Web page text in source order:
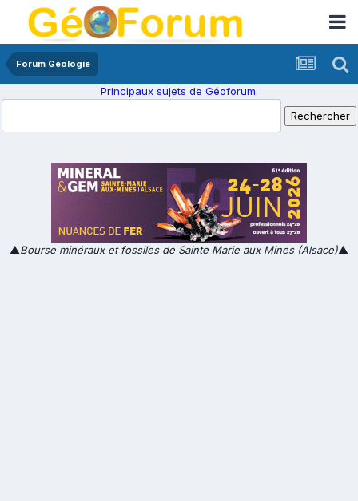
Forum Géologie
Principaux sujets de Géoforum.
▲Bourse minéraux et fossiles de Sainte Marie aux Mines (Alsace)▲